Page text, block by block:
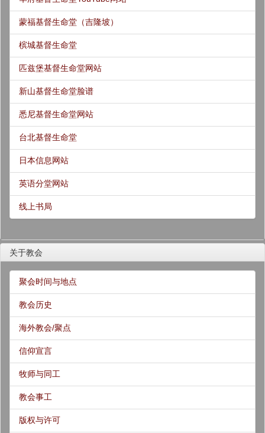
蒙福基督生命堂（吉隆坡）
槟城基督生命堂
匹兹堡基督生命堂网站
新山基督生命堂脸谱
悉尼基督生命堂网站
台北基督生命堂
日本信息网站
英语分堂网站
线上书局
关于教会
聚会时间与地点
教会历史
海外教会/聚点
信仰宣言
牧师与同工
教会事工
版权与许可